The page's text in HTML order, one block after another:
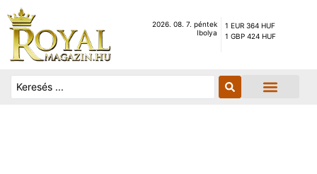
2026. 08. 7. péntek
Ibolya
1 EUR 364 HUF
1 GBP 424 HUF